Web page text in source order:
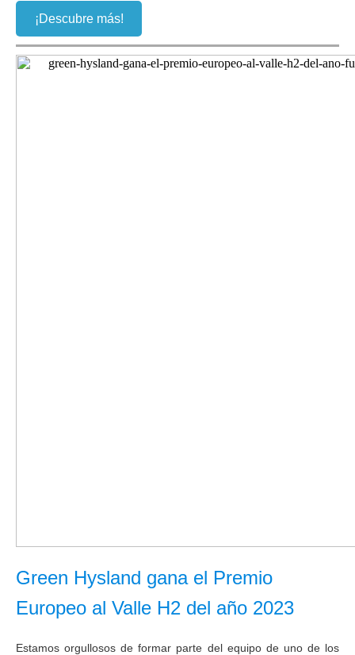
¡Descubre más!
Green Hysland gana el Premio
Europeo al Valle H2 del año 2023
Estamos orgullosos de formar parte del equipo de uno de los